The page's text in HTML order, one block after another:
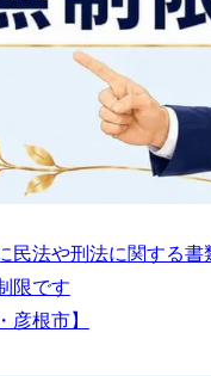
民法や刑法に関する
限です
彦根市】
4.2 技能者の登録料